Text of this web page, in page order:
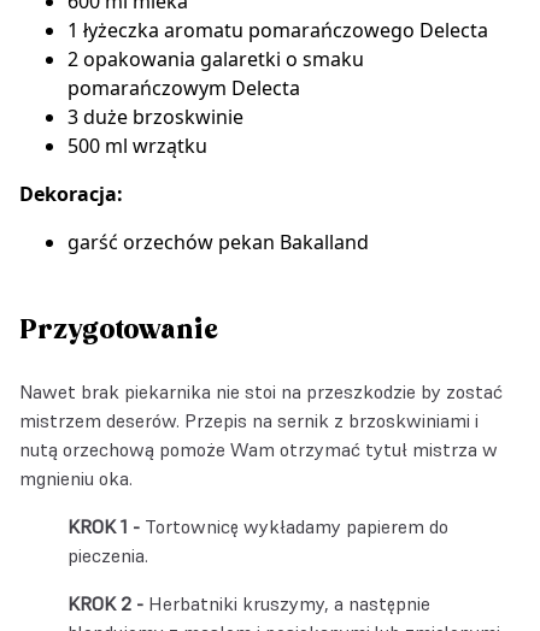
1 łyżeczka aromatu pomarańczowego Delecta
2 opakowania galaretki o smaku
pomarańczowym Delecta
3 duże brzoskwinie
500 ml wrzątku
Dekoracja:
garść orzechów pekan Bakalland
Przygotowanie
Nawet brak piekarnika nie stoi na przeszkodzie by zostać
mistrzem deserów. Przepis na sernik z brzoskwiniami i
nutą orzechową pomoże Wam otrzymać tytuł mistrza w
mgnieniu oka.
Tortownicę wykładamy papierem do
pieczenia.
Herbatniki kruszymy, a następnie